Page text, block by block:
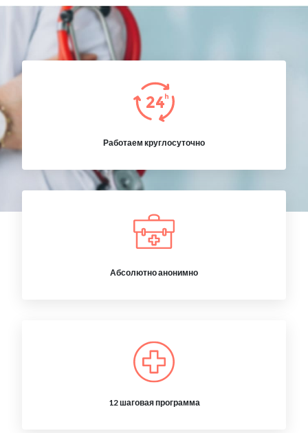
Работаем круглосуточно
Абсолютно анонимно
12 шаговая программа